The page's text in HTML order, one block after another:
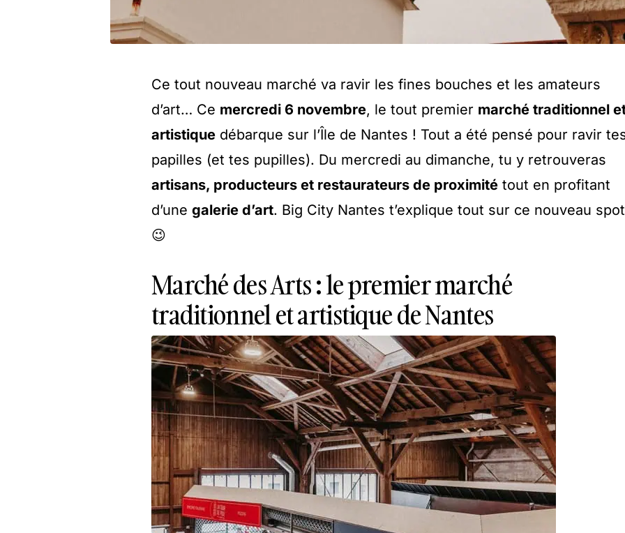
Ce tout nouveau marché va ravir les fines bouches et les amateurs
d’art… Ce mercredi 6 novembre, le tout premier marché traditionnel
artistique débarque sur l’Île de Nantes ! Tout a été pensé pour ravir
papilles (et tes pupilles). Du mercredi au dimanche, tu y retrouveras
artisans, producteurs et restaurateurs de proximité tout en profitant
d’une galerie d’art. Big City Nantes t’explique tout sur ce nouveau spot
😉
Marché des Arts : le premier marché
traditionnel et artistique de Nantes